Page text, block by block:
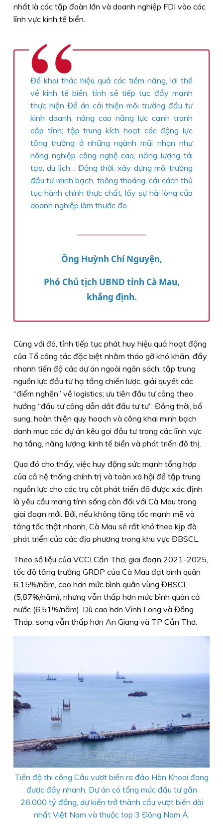
nhất là các tập đoàn lớn và doanh nghiệp FDI vào các
lĩnh vực kinh tế biển.
Để khai thác hiệu quả các tiềm năng, lợi thế
về kinh tế biển, tỉnh sẽ tiếp tục đẩy mạnh
thực hiện Đề án cải thiện môi trường đầu tư
kinh doanh, nâng cao năng lực cạnh tranh
cấp tỉnh; tập trung kích hoạt các động lực
tăng trưởng ở những ngành mũi nhọn như
nông nghiệp công nghệ cao, năng lượng tái
tạo, du lịch… Đồng thời, xây dựng môi trường
đầu tư minh bạch, thông thoáng, cải cách thủ
tục hành chính thực chất, lấy sự hài lòng của
doanh nghiệp làm thước đo.
Ông Huỳnh Chí Nguyện,
Phó Chủ tịch UBND tỉnh Cà Mau,
khẳng định.
Cùng với đó, tỉnh tiếp tục phát huy hiệu quả hoạt động
của Tổ công tác đặc biệt nhằm tháo gỡ khó khăn, đẩy
nhanh tiến độ các dự án ngoài ngân sách; tập trung
nguồn lực đầu tư hạ tầng chiến lược, giải quyết các
“điểm nghẽn” về logistics; ưu tiên đầu tư công theo
hướng “đầu tư công dẫn dắt đầu tư tư”. Đồng thời, bổ
sung, hoàn thiện quy hoạch và công khai minh bạch
danh mục các dự án kêu gọi đầu tư trong các lĩnh vực
hạ tầng, năng lượng, kinh tế biển và phát triển đô thị.
Qua đó cho thấy, việc huy động sức mạnh tổng hợp
của cả hệ thống chính trị và toàn xã hội để tập trung
nguồn lực cho các trụ cột phát triển đã được xác định
là yêu cầu mang tính sống còn đối với Cà Mau trong
giai đoạn mới. Bởi, nếu không tăng tốc mạnh mẽ và
tăng tốc thật nhanh, Cà Mau sẽ rất khó theo kịp đà
phát triển của các địa phương trong khu vực ĐBSCL.
Theo số liệu của VCCI Cần Thơ, giai đoạn 2021-2025,
tốc độ tăng trưởng GRDP của Cà Mau đạt bình quân
6,15%/năm, cao hơn mức bình quân vùng ĐBSCL
(5,87%/năm), nhưng vẫn thấp hơn mức bình quân cả
nước (6,51%/năm). Dù cao hơn Vĩnh Long và Đồng
Tháp, song vẫn thấp hơn An Giang và TP Cần Thơ.
Tiến độ thi công Cầu vượt biển ra đảo Hòn Khoai đang
được đẩy nhanh. Dự án có tổng mức đầu tư gần
26.000 tỷ đồng, dự kiến trở thành cầu vượt biển dài
nhất Việt Nam và thuộc top 3 Đông Nam Á.